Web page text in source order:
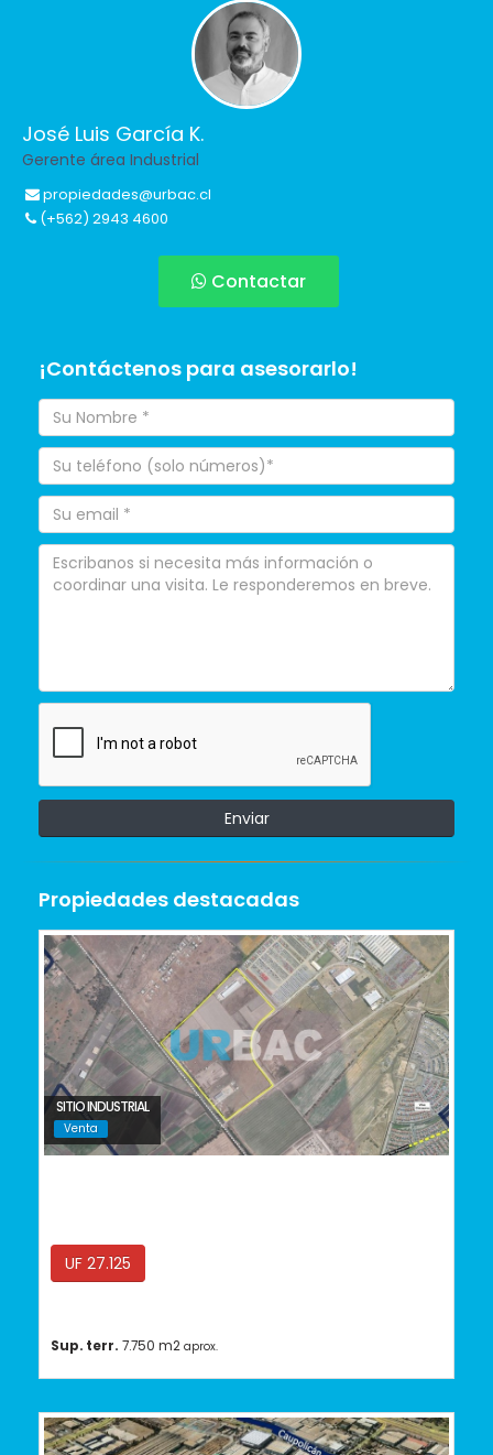
José Luis García K.
Gerente área Industrial
propiedades@urbac.cl
(+562) 2943 4600
Contactar
¡Contáctenos para asesorarlo!
Enviar
Propiedades destacadas
SITIO INDUSTRIAL
Venta
UF 27.125
Sup. terr. 7.750 m2 aprox.